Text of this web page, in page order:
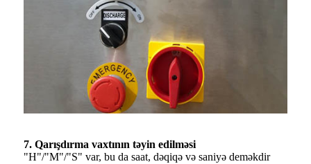
7. Qarışdırma vaxtının təyin edilməsi
"H"/"M"/"S" var, bu da saat, dəqiqə və saniyə deməkdir